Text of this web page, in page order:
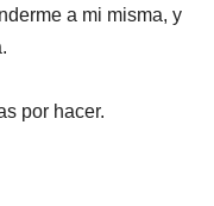
a mi misma, y
por hacer.